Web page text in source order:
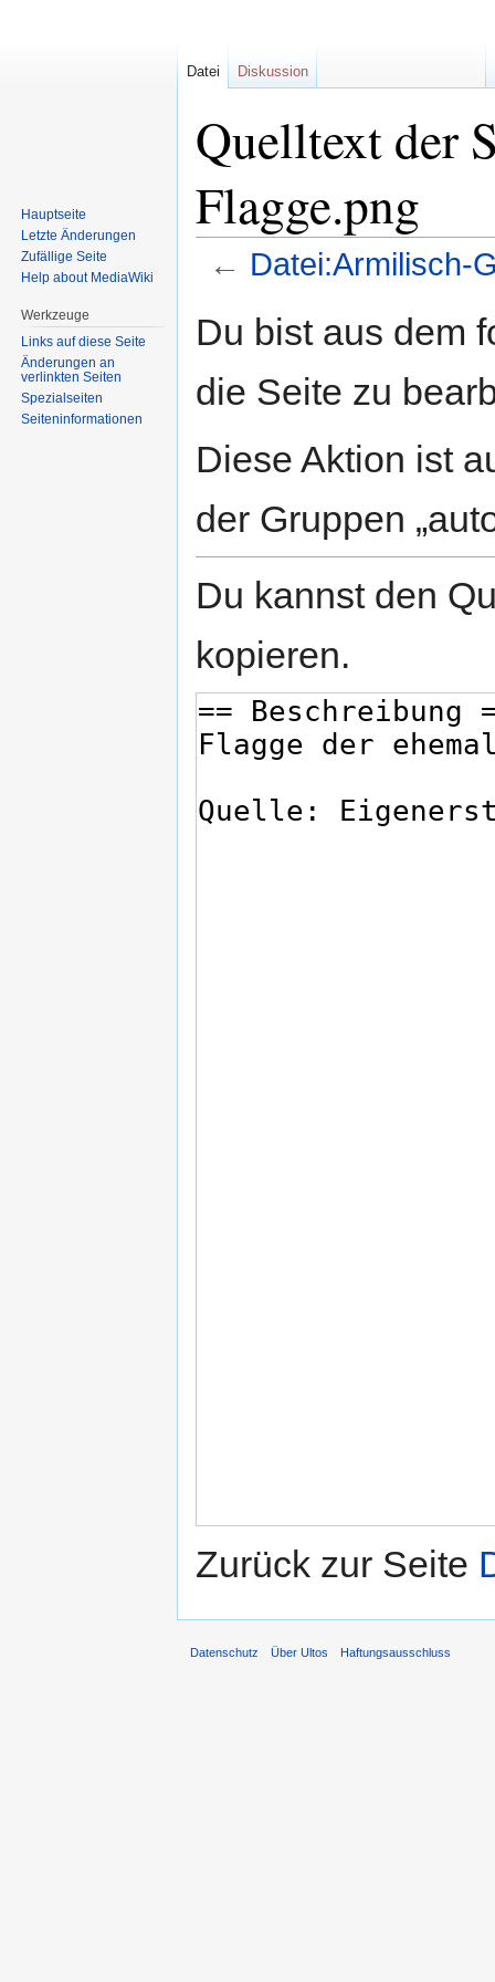
Quelltext der
Flagge.png
← Datei:Armilisch-
Navigation
Suche
Du bist aus dem
die Seite zu
Diese Aktion ist
der Gruppen
Du kannst den
kopieren.
Zurück zur Seite
Datei Diskussion
Hauptseite
Letzte Änderungen
Zufällige Seite
Help about MediaWiki
Werkzeuge
Links auf diese Seite
Änderungen an
verlinkten Seiten
Spezialseiten
Seiten­informationen
Datenschutz Über Ultos Haftungsausschluss